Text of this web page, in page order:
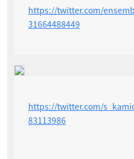
https://twitter.com/
31664488449
https://twitter.com/
83113986